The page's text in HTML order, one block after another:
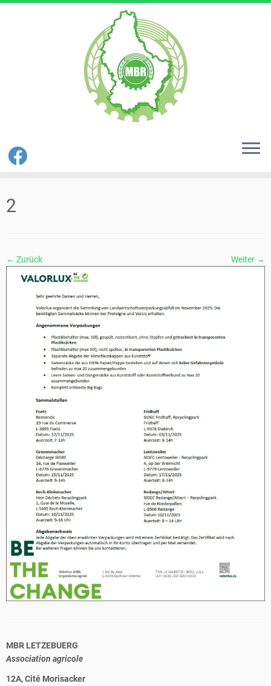
Inhalt
springen
2
← Zurück Weiter →
MBR LETZEBUERG
Association agricole
12A, Cité Morisacker